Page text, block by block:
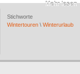
Stichworte
Wintertouren \ Winterurlaub
Mehr lesen